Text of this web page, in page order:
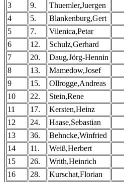
3
9. Thuemler,Juergen
4
5. Blankenburg,Gert
5
7. Vilenica,Petar
6
12. Schulz,Gerhard
7
20. Daug,Jörg-Hennin
8
13. Mamedow,Josef
9
15. Ollrogge,Andreas
10
22. Stein,Rene
11
17. Kersten,Heinz
12
24. Haase,Sebastian
13
36. Behncke,Winfried
14
11. Weiß,Herbert
15
26. Writh,Heinrich
16
28. Kurschat,Florian